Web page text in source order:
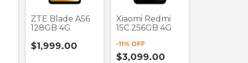
ZTE Blade A56
128GB 4G
$1,999.00
Xiaomi Redmi
15C 256GB 4G
-11% OFF
$3,099.00